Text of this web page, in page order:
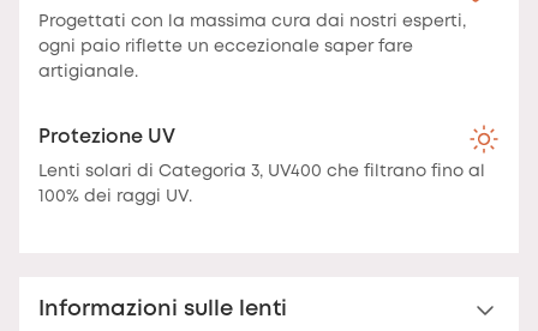
Progettati con la massima cura dai nostri esperti,
ogni paio riflette un eccezionale saper fare
artigianale.
Protezione UV
Lenti solari di Categoria 3, UV400 che filtrano fino al
100% dei raggi UV.
Informazioni sulle lenti